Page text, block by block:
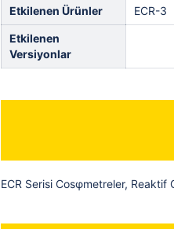
Etkilenen Ürünler ECR-3
Etkilenen
Versiyonlar
ECR Serisi Cosφmetreler, Reaktif